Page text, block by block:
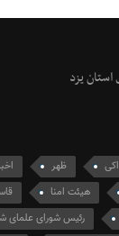
استان یزد
ظهر
هیئت امنا
رئیس شورای علمای